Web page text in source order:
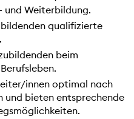
und Weiterbildung.
qualifizierte
beim
innen optimal nach
und bieten entsprechende